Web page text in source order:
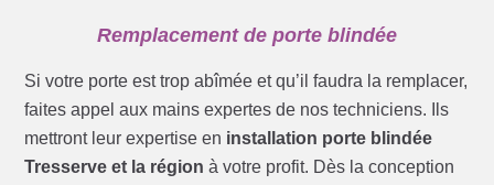
Remplacement de porte blindée
Si votre porte est trop abîmée et qu’il faudra la remplacer,
faites appel aux mains expertes de nos techniciens. Ils
mettront leur expertise en installation porte blindée
Tresserve et la région à votre profit. Dès la conception